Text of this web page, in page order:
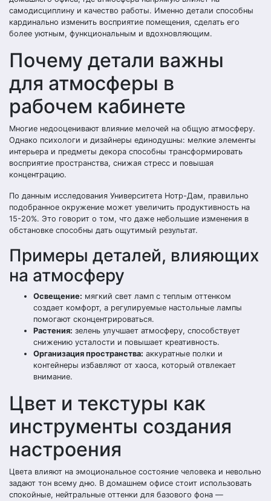
самодисциплину и качество работы. Именно детали способны
кардинально изменить восприятие помещения, сделать его
более уютным, функциональным и вдохновляющим.
Почему детали важны
для атмосферы в
рабочем кабинете
Многие недооценивают влияние мелочей на общую атмосферу.
Однако психологи и дизайнеры единодушны: мелкие элементы
интерьера и предметы декора способны трансформировать
восприятие пространства, снижая стресс и повышая
концентрацию.
По данным исследования Университета Нотр-Дам, правильно
подобранное окружение может увеличить продуктивность на
15-20%. Это говорит о том, что даже небольшие изменения в
обстановке способны дать ощутимый результат.
Примеры деталей, влияющих
на атмосферу
Освещение: мягкий свет ламп с теплым оттенком
создает комфорт, а регулируемые настольные лампы
помогают сконцентрироваться.
Растения: зелень улучшает атмосферу, способствует
снижению усталости и повышает креативность.
Организация пространства: аккуратные полки и
контейнеры избавляют от хаоса, который отвлекает
внимание.
Цвет и текстуры как
инструменты создания
настроения
Цвета влияют на эмоциональное состояние человека и невольно
задают тон всему дню. В домашнем офисе стоит использовать
спокойные, нейтральные оттенки для базового фона —